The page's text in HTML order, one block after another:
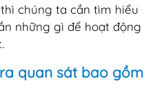
chúng ta cần tìm hiểu
những gì để hoạt động
quan sátbao gồm